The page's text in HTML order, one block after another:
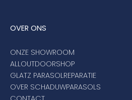
OVER ONS
ONZE SHOWROOM
ALLOUTDOORSHOP
GLATZ PARASOLREPARATIE
OVER SCHADUWPARASOLS